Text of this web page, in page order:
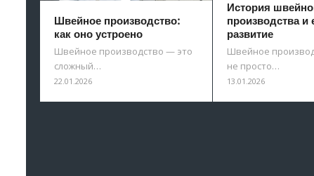
Швейное производство:
как оно устроено
Швейное производство — это
сложный…
22.01.2026
История
производства и
развитие
Швейное
не просто…
13.01.2026